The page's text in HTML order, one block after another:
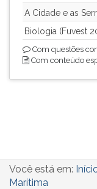
A Cidade e as
Biologia (Fuvest
Com questões
Com conteúdo
Você está em:
Marítima